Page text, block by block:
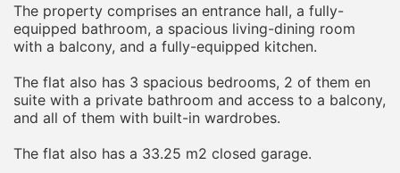
The property comprises an entrance hall, a fully-
equipped bathroom, a spacious living-dining room
with a balcony, and a fully-equipped kitchen.
The flat also has 3 spacious bedrooms, 2 of them en
suite with a private bathroom and access to a balcony,
and all of them with built-in wardrobes.
The flat also has a 33.25 m2 closed garage.